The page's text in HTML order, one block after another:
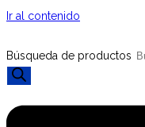
Ir al contenido
Búsqueda de productos